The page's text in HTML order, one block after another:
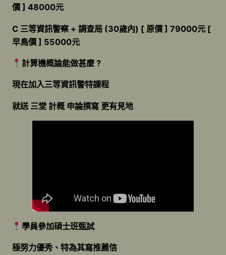
價 ] 48000元
C 三等資訊警察 + 調查局 (30歲內) [ 原價 ] 79000元 [
早鳥價 ] 55000元
計算機概論能做甚麼 ?
現在加入三等資訊警特課程
就送 三堂 計概 申論撰寫 更有見地
學員參加碩士班甄試
極努力優秀、特為其寫推薦信